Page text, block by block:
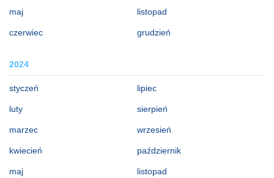
maj
czerwiec
listopad
grudzień
2024
styczeń
luty
marzec
kwiecień
maj
lipiec
sierpień
wrzesień
październik
listopad